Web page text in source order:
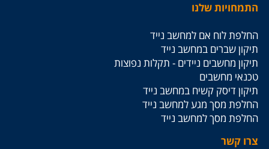
התמחויות שלנו
החלפת לוח אם למחשב נייד
תיקון שברים במחשב נייד
תיקון מחשבים ניידים - תקלות נפוצות
טכנאי מחשבים
תיקון דיסק קשיח במחשב נייד
החלפת מסך מגע למחשב נייד
החלפת מסך למחשב נייד
צרו קשר